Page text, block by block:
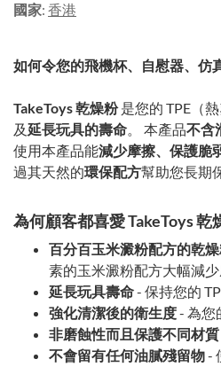
國家: 香港
如何令您的飛機杯、自慰器、仿
TakeToys 乾燥粉是您的 TPE（
及延長玩具的壽命。 本產品不含
使用本產品能減少摩擦、保護脆
過其天然的環保配方幫助您長期
為何顧客都喜愛 TakeToys 乾
百分百玉米澱粉配方的乾
素的玉米澱粉配方大幅減
延長玩具壽命- 保持您的
強化清潔後的衛生度- 為您
非磨蝕性而且保護不同材質
不會留有任何油膩殘留物-